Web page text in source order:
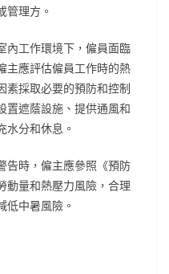
管理方。
內工作環境下，僱員面臨
主應評估僱員工作時的熱
素採取必要的預防和控制
置遮蔭設施、提供通風和
水分和休息。
告時，僱主應參照《預防
動量和熱壓力風險，合理
低中暑風險。